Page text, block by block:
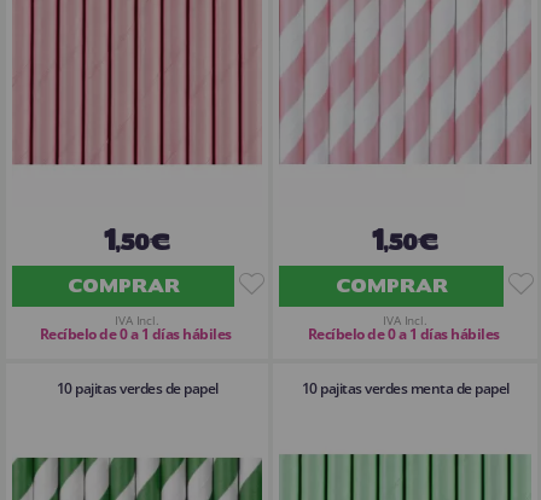
1,50€
COMPRAR
IVA Incl.
Recíbelo de 0 a 1 días hábiles
1,50€
COMPRAR
IVA Incl.
Recíbelo de 0 a 1 días hábiles
10 pajitas verdes de papel 10 pajitas verdes menta de papel